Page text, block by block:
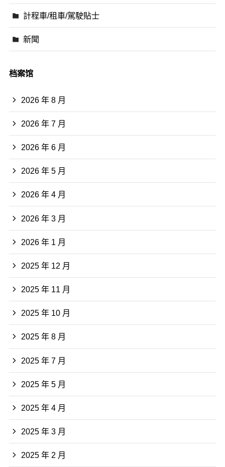
計程車/租車/駕駛貼士
新聞
档案馆
2026 年 8 月
2026 年 7 月
2026 年 6 月
2026 年 5 月
2026 年 4 月
2026 年 3 月
2026 年 1 月
2025 年 12 月
2025 年 11 月
2025 年 10 月
2025 年 8 月
2025 年 7 月
2025 年 5 月
2025 年 4 月
2025 年 3 月
2025 年 2 月